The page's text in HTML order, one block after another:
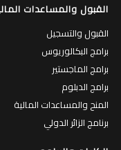
القبول والمساعدات
القبول والتسجيل
برامج البكالوريوس
برامج الماجستير
برامج الدبلوم
المنح والمساعدات المالية
برنامج الزائر الدولي